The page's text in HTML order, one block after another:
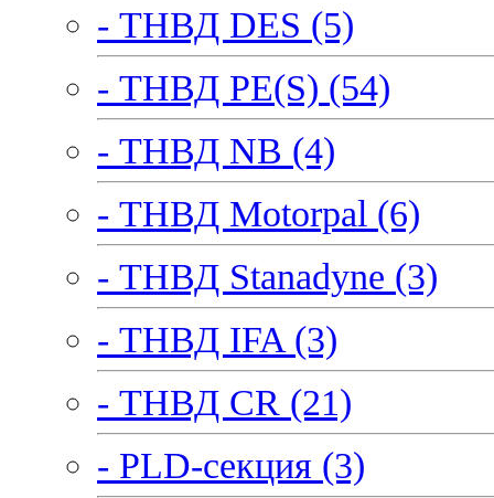
- ТНВД DES (5)
- ТНВД PE(S) (54)
- ТНВД NB (4)
- ТНВД Motorpal (6)
- ТНВД Stanadyne (3)
- ТНВД IFA (3)
- ТНВД CR (21)
- PLD-секция (3)